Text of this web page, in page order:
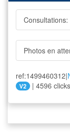
Consultations:
Photos en
ref:1499460312|
V2 | 4596